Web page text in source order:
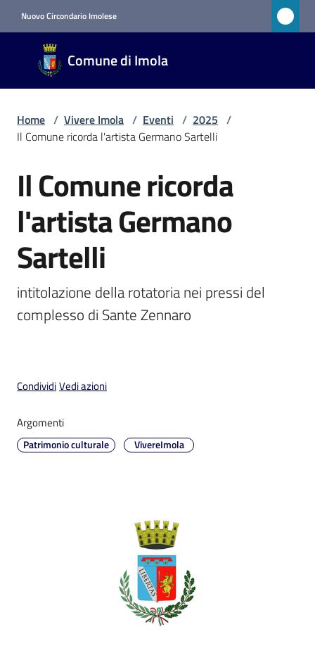
Nuovo Circondario Imolese
Comune di Imola
Comune
di Imola
RETE
Novità
Imola
Menu selezionato
i
s
i
Home / Vivere Imola / Eventi / 2025 /
Il Comune ricorda l'artista Germano Sartelli
Salta al contenuto
Il Comune ricorda
l'artista Germano
Sartelli
intitolazione della rotatoria nei pressi del
complesso di Sante Zennaro
CondividiVedi azioni
Argomenti
Patrimonio culturale VivereImola